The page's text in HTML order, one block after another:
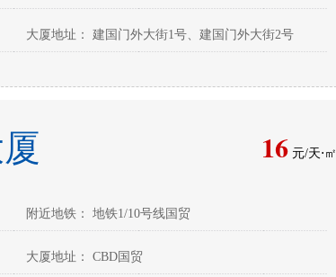
大厦地址： 建国门外大街1号、建国门外大街2号
16 元/天⋅㎡
附近地铁： 地铁1/10号线国贸
大厦地址： CBD国贸